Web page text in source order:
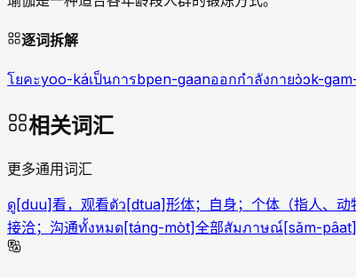
逐词拆解
โยคะyoo-káเป็นการbpen-gaanออกกำลังกายɔ̀ɔk-
相关词汇
更多通用词汇
ดู[duu]看，观看ตัว [dtua]形体；自身；个体（指人、动
接洽；沟通ทั้งหมด[táng-mòt]全部สัมภาษณ์[sǎm-pâat]